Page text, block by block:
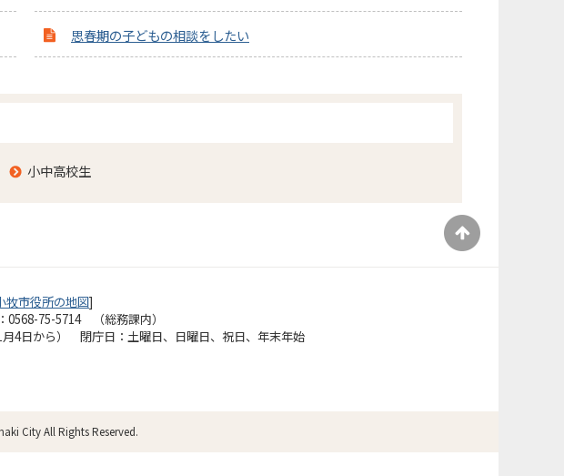
思春期の子どもの相談をしたい
小中高校生
牧市役所の地図]
75-5714 （総務課内）
月4日から） 閉庁日：土曜日、日曜日、祝日、年末年始
City All Rights Reserved.